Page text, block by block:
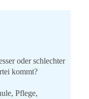
oder schlechter
kommt?
Pflege,